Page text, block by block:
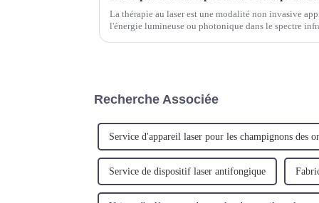
La thérapie au laser est une modalité non invasive
l'énergie lumineuse ou photonique dans le spectre
Recherche Associée
Service d'appareil laser pour les champignons des
Service de dispositif laser antifongique